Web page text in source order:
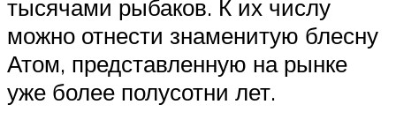
тысячами рыбаков. К их числу
можно отнести знаменитую блесну
Атом, представленную на рынке
уже более полусотни лет.